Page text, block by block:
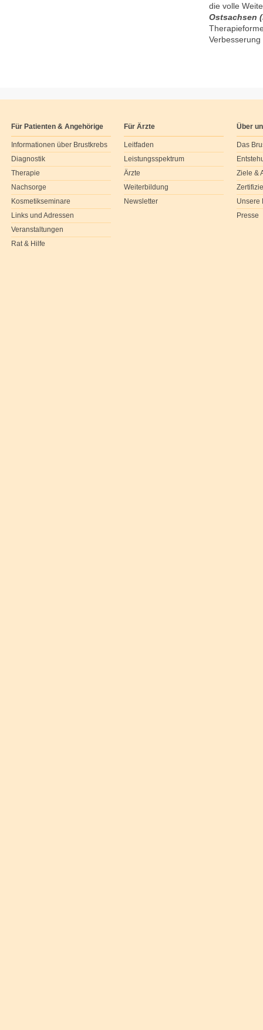
die volle
Ostsachsen
Für Patienten & Angehörige
Informationen über Brustkrebs
Diagnostik
Therapie
Nachsorge
Kosmetikseminare
Links und Adressen
Veranstaltungen
Rat & Hilfe
Für Ärzte
Leitfaden
Leistungsspektrum
Ärzte
Weiterbildung
Newsletter
Über
Das
Ziele &
Unsere
Presse